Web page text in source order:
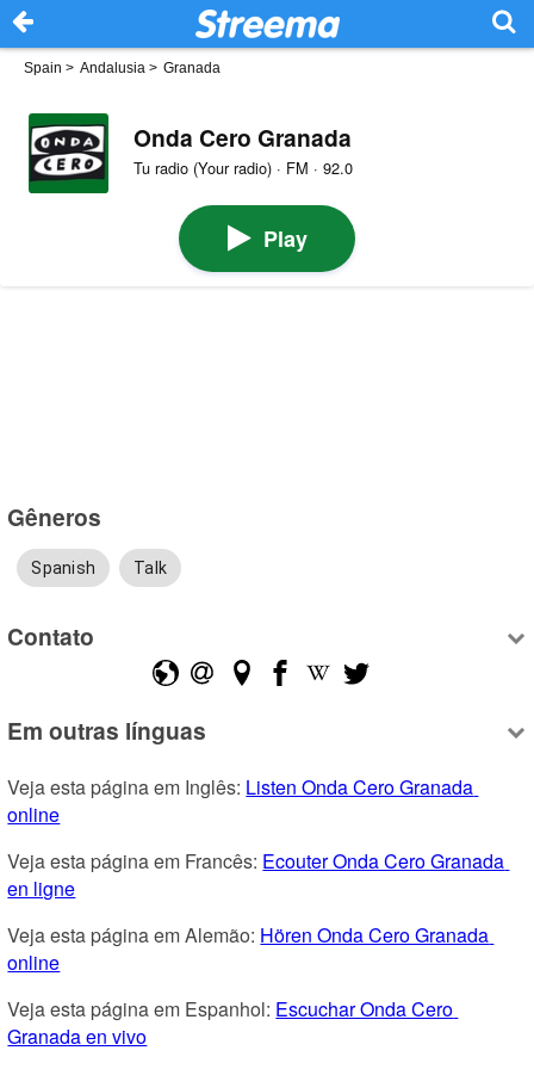
Spain > Andalusia > Granada
Onda Cero Granada
Tu radio (Your radio) · FM · 92.0
Play
Gêneros
Spanish Talk
Contato
Em outras línguas
Veja esta página em Inglês: Listen Onda Cero Granada
online
Veja esta página em Francês: Ecouter Onda Cero Granada
en ligne
Veja esta página em Alemão: Hören Onda Cero Granada
online
Veja esta página em Espanhol: Escuchar Onda Cero
Granada en vivo